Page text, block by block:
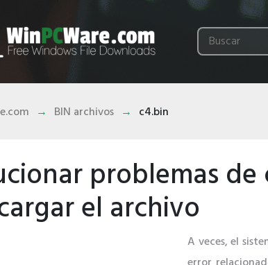
BIN archivos c4.bin
problemas de
el archivo
A veces, el